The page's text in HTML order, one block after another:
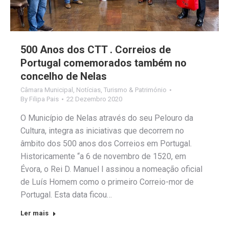
500 Anos dos CTT . Correios de
Portugal comemorados também no
concelho de Nelas
Câmara Municipal Notícias Turismo & Património
By Filipa Pais 22 Dezembro 2020
O Município de Nelas através do seu Pelouro da
Cultura, integra as iniciativas que decorrem no
âmbito dos 500 anos dos Correios em Portugal.
Historicamente “a 6 de novembro de 1520, em
Évora, o Rei D. Manuel I assinou a nomeação oficial
de Luís Homem como o primeiro Correio-mor de
Portugal. Esta data ficou…
Ler mais